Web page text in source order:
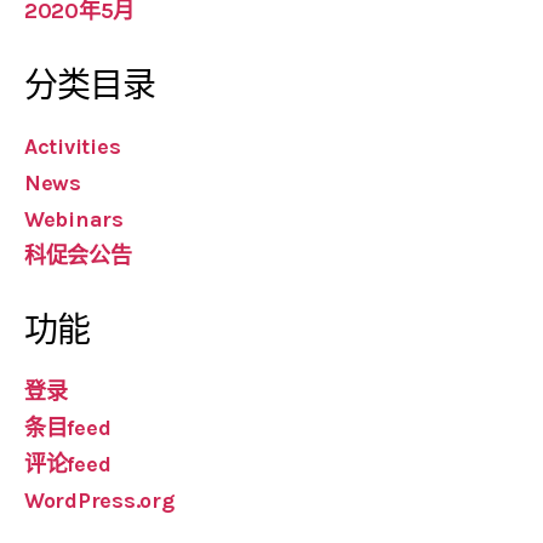
2020年5月
分类目录
Activities
News
Webinars
科促会公告
功能
登录
条目feed
评论feed
WordPress.org